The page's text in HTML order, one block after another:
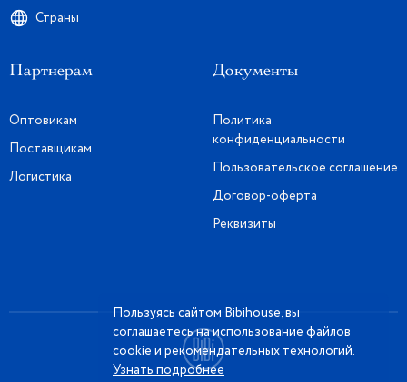
Страны
Партнерам
Оптовикам
Поставщикам
Логистика
Документы
Политика
конфиденциальности
Пользовательское соглашение
Договор-оферта
Реквизиты
Пользуясь сайтом Bibihouse, вы
соглашаетесь на использование файлов
cookie и рекомендательных технологий.
Узнать подробнее